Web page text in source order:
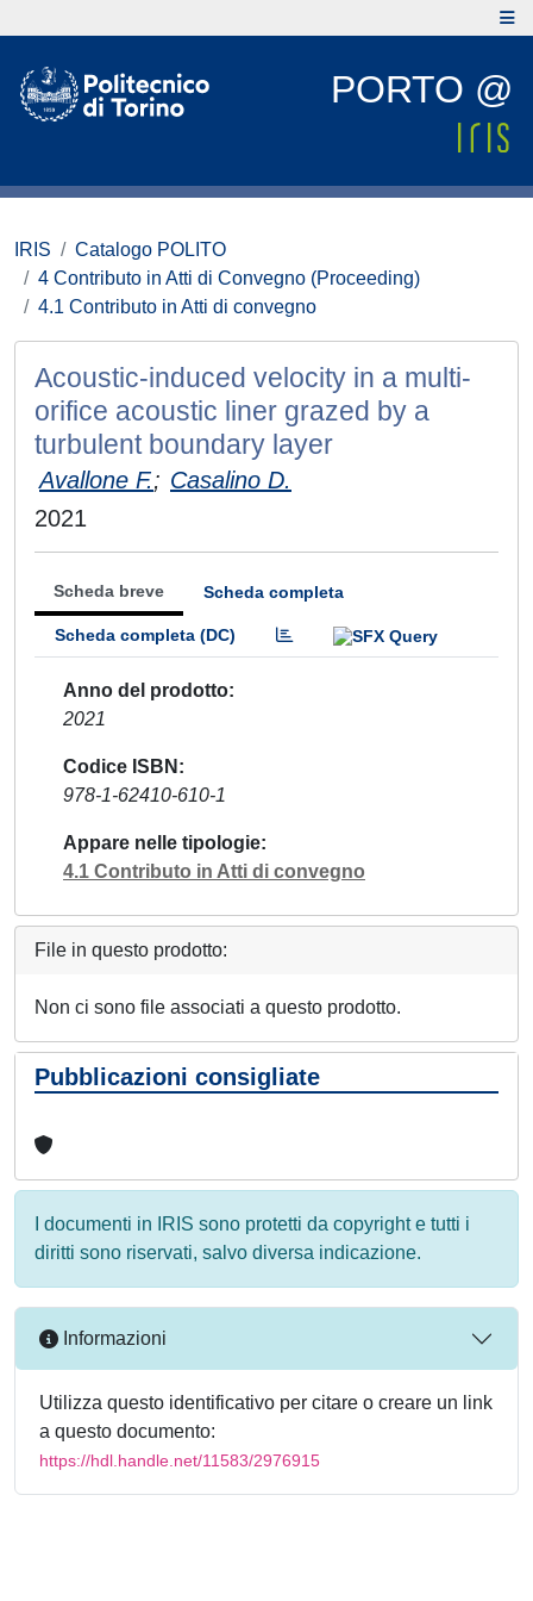
PORTO @
IRIS
Catalogo POLITO
4 Contributo in Atti di Convegno (Proceeding)
4.1 Contributo in Atti di convegno
Acoustic-induced velocity in a multi-
orifice acoustic liner grazed by a
turbulent boundary layer
Avallone F.; Casalino D.
2021
Scheda breve Scheda completa
Scheda completa (DC)
Anno del prodotto
2021
Codice ISBN
978-1-62410-610-1
Appare nelle tipologie
4.1 Contributo in Atti di convegno
File in questo prodotto:
Non ci sono file associati a questo prodotto.
Pubblicazioni consigliate
I documenti in IRIS sono protetti da copyright e tutti i
diritti sono riservati, salvo diversa indicazione.
Informazioni
Utilizza questo identificativo per citare o creare un link
a questo documento:
https://hdl.handle.net/11583/2976915